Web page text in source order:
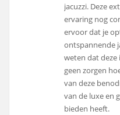
jacuzzi. Deze
ervaring nog
ervoor dat je
ontspannende
weten dat
geen zorgen
van deze
van de luxe en
bieden heeft.